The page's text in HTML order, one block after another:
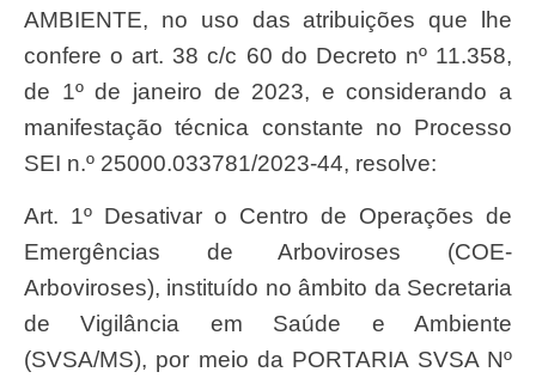
AMBIENTE, no uso das atribuições que lhe
confere o art. 38 c/c 60 do Decreto nº 11.358,
de 1º de janeiro de 2023, e considerando a
manifestação técnica constante no Processo
SEI n.º 25000.033781/2023-44, resolve:
Art. 1º Desativar o Centro de Operações de
Emergências de Arboviroses (COE-
Arboviroses), instituído no âmbito da Secretaria
de Vigilância em Saúde e Ambiente
(SVSA/MS), por meio da PORTARIA SVSA Nº